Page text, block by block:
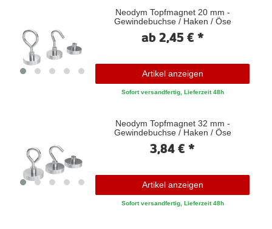
Neodym Topfmagnet 20 mm -
Gewindebuchse / Haken / Öse
ab 2,45 € *
Artikel anzeigen
Sofort versandfertig, Lieferzeit 48h
Neodym Topfmagnet 32 mm -
Gewindebuchse / Haken / Öse
3,84 € *
Artikel anzeigen
Sofort versandfertig, Lieferzeit 48h